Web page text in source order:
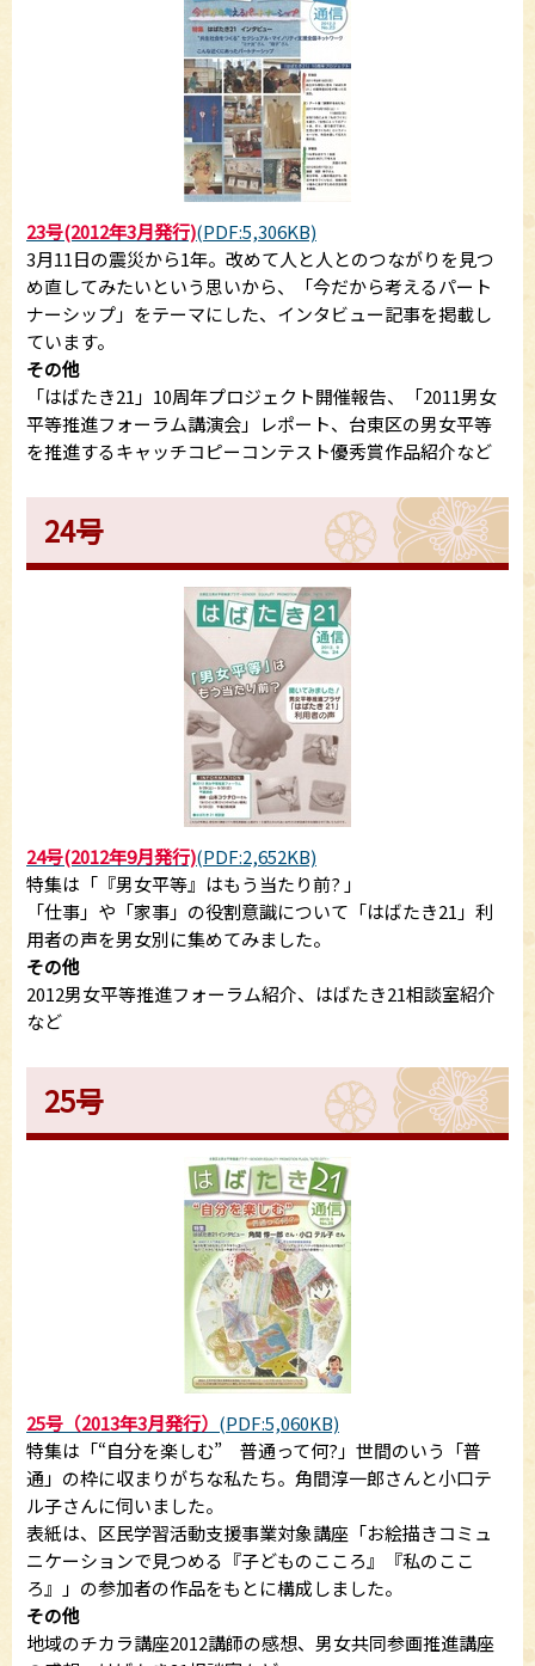
23号(2012年3月発行)(PDF:5,306KB)
3月11日の震災から1年。改めて人と人とのつながりを見つ
め直してみたいという思いから、「今だから考えるパート
ナーシップ」をテーマにした、インタビュー記事を掲載し
ています。
その他
「はばたき21」10周年プロジェクト開催報告、「2011男女
平等推進フォーラム講演会」レポート、台東区の男女平等
を推進するキャッチコピーコンテスト優秀賞作品紹介など
24号
24号(2012年9月発行)(PDF:2,652KB)
特集は「『男女平等』はもう当たり前? 」
「仕事」や「家事」の役割意識について「はばたき21」利
用者の声を男女別に集めてみました。
その他
2012男女平等推進フォーラム紹介、はばたき21相談室紹介
など
25号
25号（2013年3月発行） (PDF:5,060KB)
特集は「“自分を楽しむ” 普通って何?」世間のいう「普
通」の枠に収まりがちな私たち。角間淳一郎さんと小口テ
ル子さんに伺いました。
表紙は、区民学習活動支援事業対象講座「お絵描きコミュ
ニケーションで見つめる『子どものこころ』『私のここ
ろ』」の参加者の作品をもとに構成しました。
その他
地域のチカラ講座2012講師の感想、男女共同参画推進講座